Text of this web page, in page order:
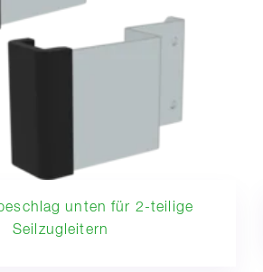
unten für 2-teilige
Seilzugleitern